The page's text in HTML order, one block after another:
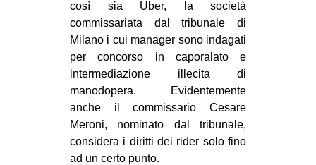
MUSICA
INTERNAZIONALE
AFRICA
AMERICHE
ESTREMO ORIENTE
EUROPA
così sia Uber, la società
commissariata dal tribunale di
Milano i cui manager sono indagati
per concorso in caporalato e
intermediazione illecita di
manodopera. Evidentemente
anche il commissario Cesare
Meroni, nominato dal tribunale,
considera i diritti dei rider solo fino
ad un certo punto.